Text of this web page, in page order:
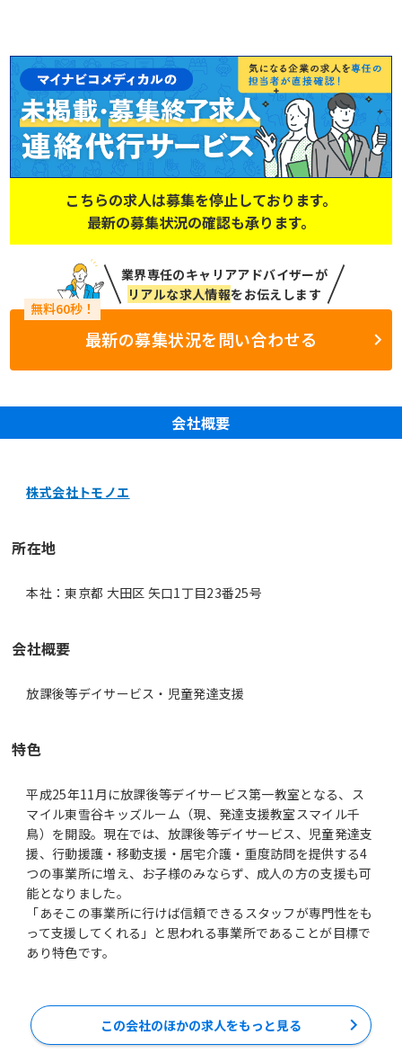
こちらの求人は募集を停止しております。
最新の募集状況の確認も承ります。
業界専任のキャリアアドバイザーが
リアルな求人情報をお伝えします
最新の募集状況を問い合わせる
会社概要
株式会社トモノエ
所在地
本社：東京都 大田区 矢口1丁目23番25号
会社概要
放課後等デイサービス・児童発達支援
特色
平成25年11月に放課後等デイサービス第一教室となる、ス
マイル東雪谷キッズルーム（現、発達支援教室スマイル千
鳥）を開設。現在では、放課後等デイサービス、児童発達支
援、行動援護・移動支援・居宅介護・重度訪問を提供する4
つの事業所に増え、お子様のみならず、成人の方の支援も可
能となりました。
「あそこの事業所に行けば信頼できるスタッフが専門性をも
って支援してくれる」と思われる事業所であることが目標で
あり特色です。
この会社のほかの求人をもっと見る